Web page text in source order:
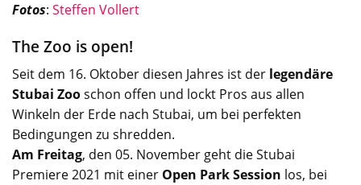
Fotos: Steffen Vollert
The Zoo is open!
Seit dem 16. Oktober diesen Jahres ist der legendäre
Stubai Zooschon offen und lockt Pros aus allen
Winkeln der Erde nach Stubai, um bei perfekten
Bedingungen zu shredden.
Am Freitag, den 05. November geht die Stubai
Premiere 2021 mit einer Open Park Session los, bei